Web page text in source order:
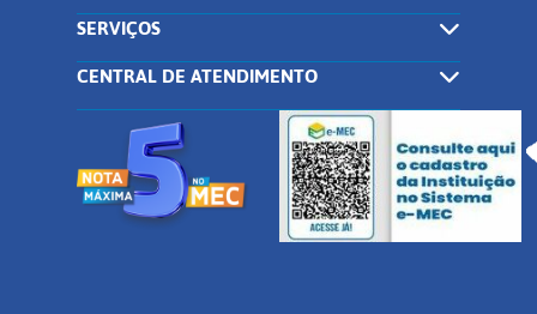
SERVIÇOS
CENTRAL DE ATENDIMENTO